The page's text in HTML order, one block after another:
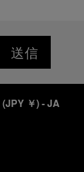
送信
(JPY ￥)- JA